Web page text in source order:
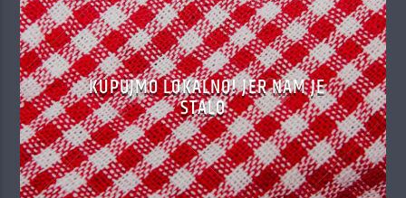
KUPUJMO LOKALNO! JER NAM JE
STALO